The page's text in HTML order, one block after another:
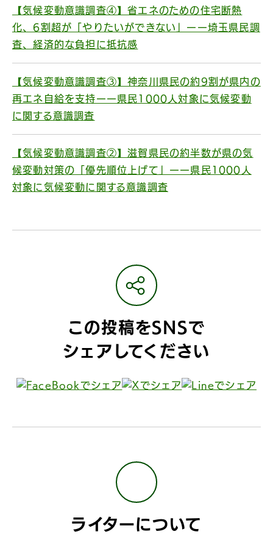
【気候変動意識調査④】省エネのための住宅断熱
化、6割超が「やりたいができない」ーー埼玉県民調
査、経済的な負担に抵抗感
【気候変動意識調査③】神奈川県民の約9割が県内の
再エネ自給を支持ーー県民1000人対象に気候変動
に関する意識調査
【気候変動意識調査②】滋賀県民の約半数が県の気
候変動対策の「優先順位上げて」ーー県民1000人
対象に気候変動に関する意識調査
この投稿をSNSで
シェアしてください
ライターについて